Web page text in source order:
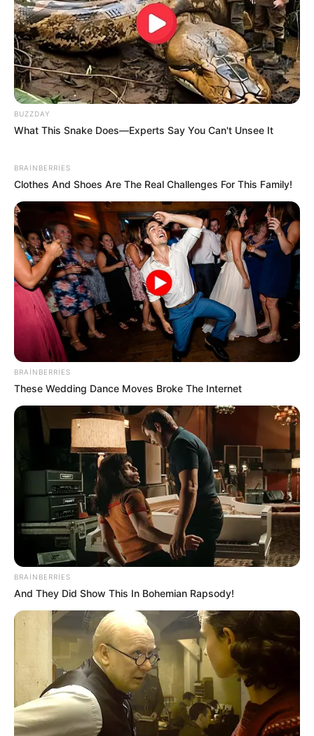
18:40 / 06 Avqust 2026
Zaur TikTok-dadır, Rəşad Məcid isə
tarixdə -Turan Etibaroğlu yazır…
245 0
18:34 / 06 Avqust 2026
Əslində, Rəşad müəllim bir el məsəlində
deyildiyi kimi: "Quşu gözündən
vurmuşdu"
0 0
18:09 / 06 Avqust 2026 CƏMİYYƏT
Azərbaycandakı ali təhsilli insanların
BUZZDAY
What This Snake Does—Experts Say You Can't Unsee It
BRAINBERRIES
Clothes And Shoes Are The Real Challenges For This Family!
BRAINBERRIES
These Wedding Dance Moves Broke The Internet
BRAINBERRIES
And They Did Show This In Bohemian Rapsody!